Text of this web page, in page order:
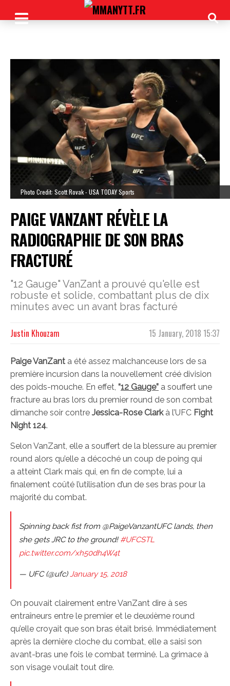
Photo Credit: Scott Rovak - USA TODAY Sports
PAIGE VANZANT RÉVÈLE LA
RADIOGRAPHIE DE SON BRAS
FRACTURÉ
"12 Gauge" VanZant a prouvé qu'elle est
robuste et solide, combattant plus de dix
minutes avec un avant bras facturé
15 January, 2018 15:37
Justin Khouzam
Paige VanZant a été assez malchanceuse lors de sa
première incursion dans la nouvellement créé division
des poids-mouche. En effet, “12 Gauge” a souffert une
fracture au bras lors du premier round de son combat
dimanche soir contre Jessica-Rose Clarkà l’UFC Fight
Night 124.
Selon VanZant, elle a souffert de la blessure au premier
round alors qu’elle a décoché un coup de poing qui
a atteint Clark mais qui, en fin de compte, lui a
finalement coûté l’utilisation d’un de ses bras pour la
majorité du combat.
Spinning back fist from @PaigeVanzantUFC lands, then
she gets JRC to the ground! #UFCSTL
pic.twitter.com/xh50dh4W4t
— UFC (@ufc)January 15, 2018
On pouvait clairement entre VanZant dire à ses
entraîneurs entre le premier et le deuxième round
qu’elle croyait que son bras était brisé. Immédiatement
après la dernière cloche du combat, elle a saisi son
avant-bras une fois le combat terminé. La grimace à
son visage voulait tout dire.